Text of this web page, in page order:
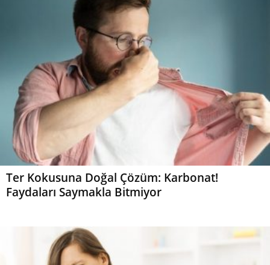
Ter Kokusuna Doğal Çözüm: Karbonat!
Faydaları Saymakla Bitmiyor